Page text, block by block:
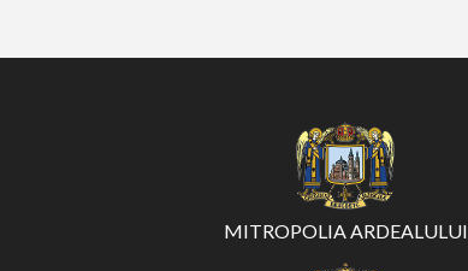
MITROPOLIA ARDEALULUI